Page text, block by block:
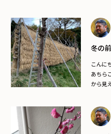
冬の
こんに
あちら
から見